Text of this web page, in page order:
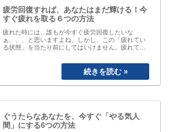
疲労回復すれば、あなたはまだ輝ける！今
すぐ疲れを取る６つの方法
疲れた時には、誰もが今すぐ疲労回復したいな
ぁ、、、と思いますよね、しかし、この「疲れてい
る状態」を当たり前にしてはいけません。疲れてい
がて気付かなくなってしまいます。「最近疲れてい
ますよね」と誰かに声を掛けられるまで、自分は大
丈夫と思ってしまっていたり、いつのまにか覇気が
感…
ぐうたらなあなたを、今すぐ「やる気人
間」にする6つの方法